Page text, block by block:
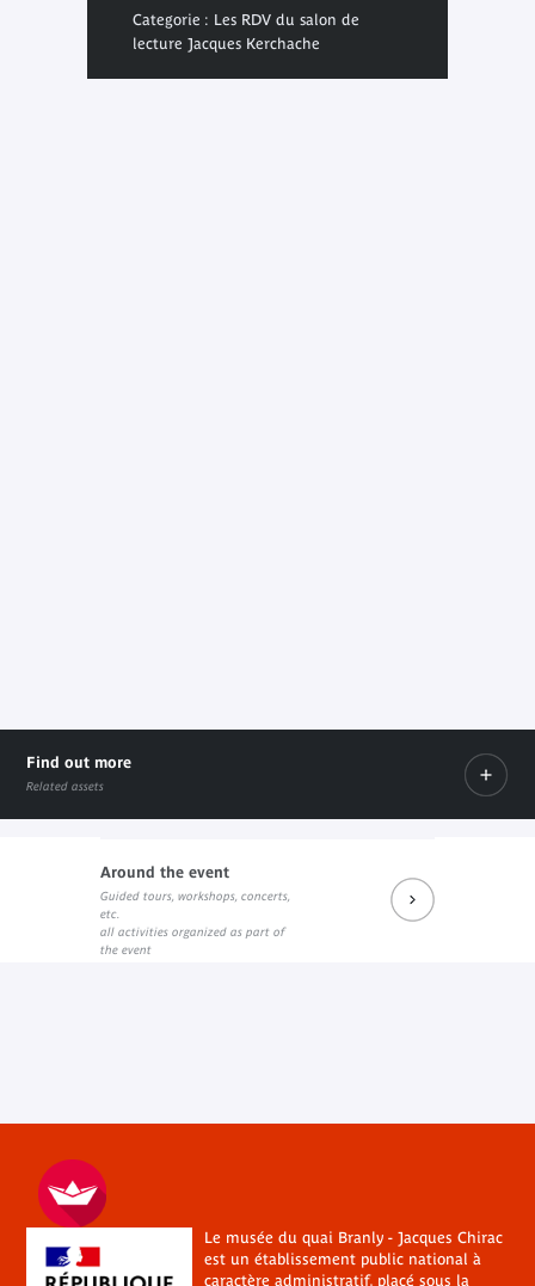
Categorie : Les RDV du salon de
lecture Jacques Kerchache
Find out more
Related assets
Prochains rendez-vous du salon de lecture JK
External link
Réécouter les dernières rencontres
External link
Prochains événements sur
External link
Around the event
Guided tours, workshops, concerts,
etc.
all activities organized as part of
the event
Le musée du quai Branly - Jacques Chirac
est un établissement public national à
caractère administratif, placé sous la